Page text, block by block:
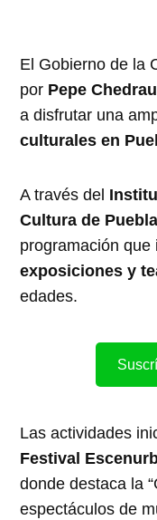
El Gobierno de la
por Pepe
a disfrutar una
culturales en
A través del
Cultura de
programación que
exposiciones y
edades.
Las actividades
Festival
donde destaca la
espectáculos de